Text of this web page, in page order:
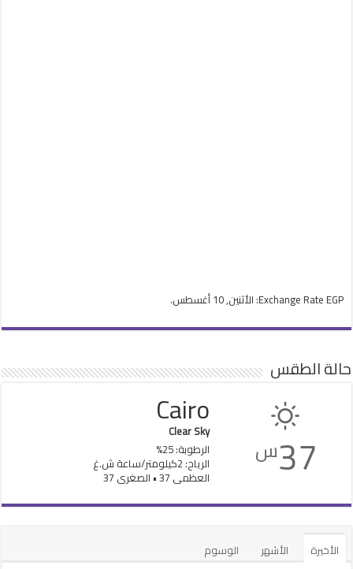
Exchange Rate EGP : الأثنين, 10 أغسطس.
حالة الطقس
37س
Cairo
Clear Sky
الرطوبة: 25%
الرياح: 2كيلومتر/ساعة ش.غ
العظمى 37 • الصغرى 37
الأخيرة الأشهر
الوسوم